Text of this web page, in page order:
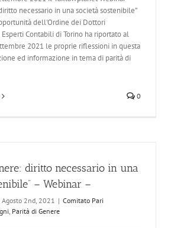
necessario in una società sostenibile”
dell'Ordine dei Dottori
Contabili di Torino ha riportato al
2021 le proprie riflessioni in questa
ed informazione in tema di parità di
0
diritto necessario in una
– Webinar –
Agosto 2nd, 2021 | Comitato Pari
, Parità di Genere